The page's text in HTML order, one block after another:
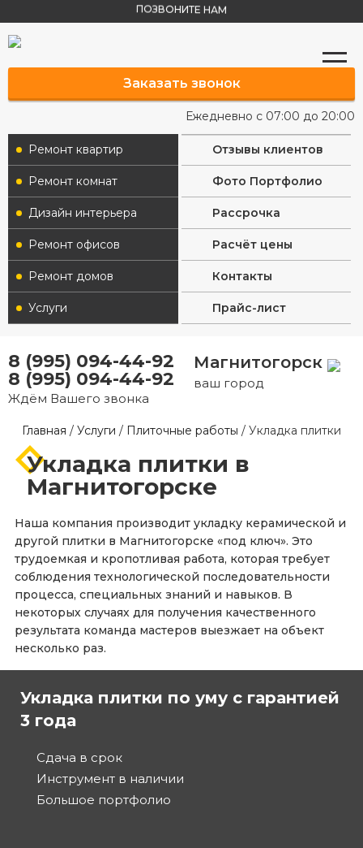
ПОЗВОНИТЕ НАМ
Заказать звонок
Ежедневно с 07:00 до 20:00
Ремонт квартир
Ремонт комнат
Дизайн интерьера
Ремонт офисов
Ремонт домов
Услуги
Отзывы клиентов
Фото Портфолио
Рассрочка
Расчёт цены
Контакты
Прайс-лист
8 (995) 094-44-92
8 (995) 094-44-92
Ждём Вашего звонка
Магнитогорск
ваш город
Главная / Услуги / Плиточные работы / Укладка плитки
Укладка плитки в
Магнитогорске
Наша компания производит укладку керамической и
другой плитки в Магнитогорске «под ключ». Это
трудоемкая и кропотливая работа, которая требует
соблюдения технологической последовательности
процесса, специальных знаний и навыков. В
некоторых случаях для получения качественного
результата команда мастеров выезжает на объект
несколько раз.
Укладка плитки по уму с гарантией
3 года
Сдача в срок
Инструмент в наличии
Большое портфолио